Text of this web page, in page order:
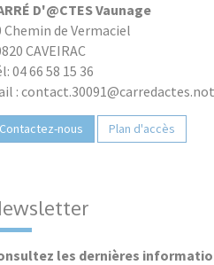
D'@CTES Vaunage
Chemin de Vermaciel
CAVEIRAC
04 66 58 15 36
:
Contactez-nous Plan d'accès
les dernières